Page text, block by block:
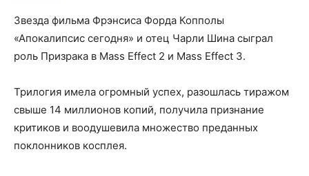
Звезда фильма Фрэнсиса Форда Копполы
«Апокалипсис сегодня» и отец Чарли Шина сыграл
роль Призрака в Mass Effect 2 и Mass Effect 3.
Трилогия имела огромный успех, разошлась тиражом
свыше 14 миллионов копий, получила признание
критиков и воодушевила множество преданных
поклонников косплея.